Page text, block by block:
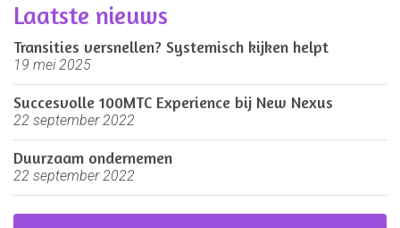
Laatste nieuws
Transities versnellen? Systemisch kijken helpt
19 mei 2025
Succesvolle 100MTC Experience bij New Nexus
22 september 2022
Duurzaam ondernemen
22 september 2022